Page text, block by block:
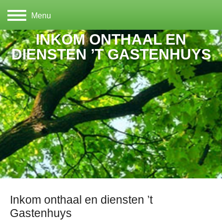
Menu
INKOM ONTHAAL EN
DIENSTEN ’T GASTENHUYS
Inkom onthaal en diensten ’t
Gastenhuys